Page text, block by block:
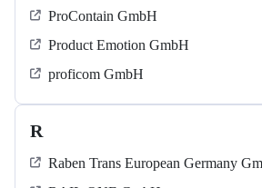
ProContain GmbH
Product Emotion GmbH
proficom GmbH
R
Raben Trans European Germany